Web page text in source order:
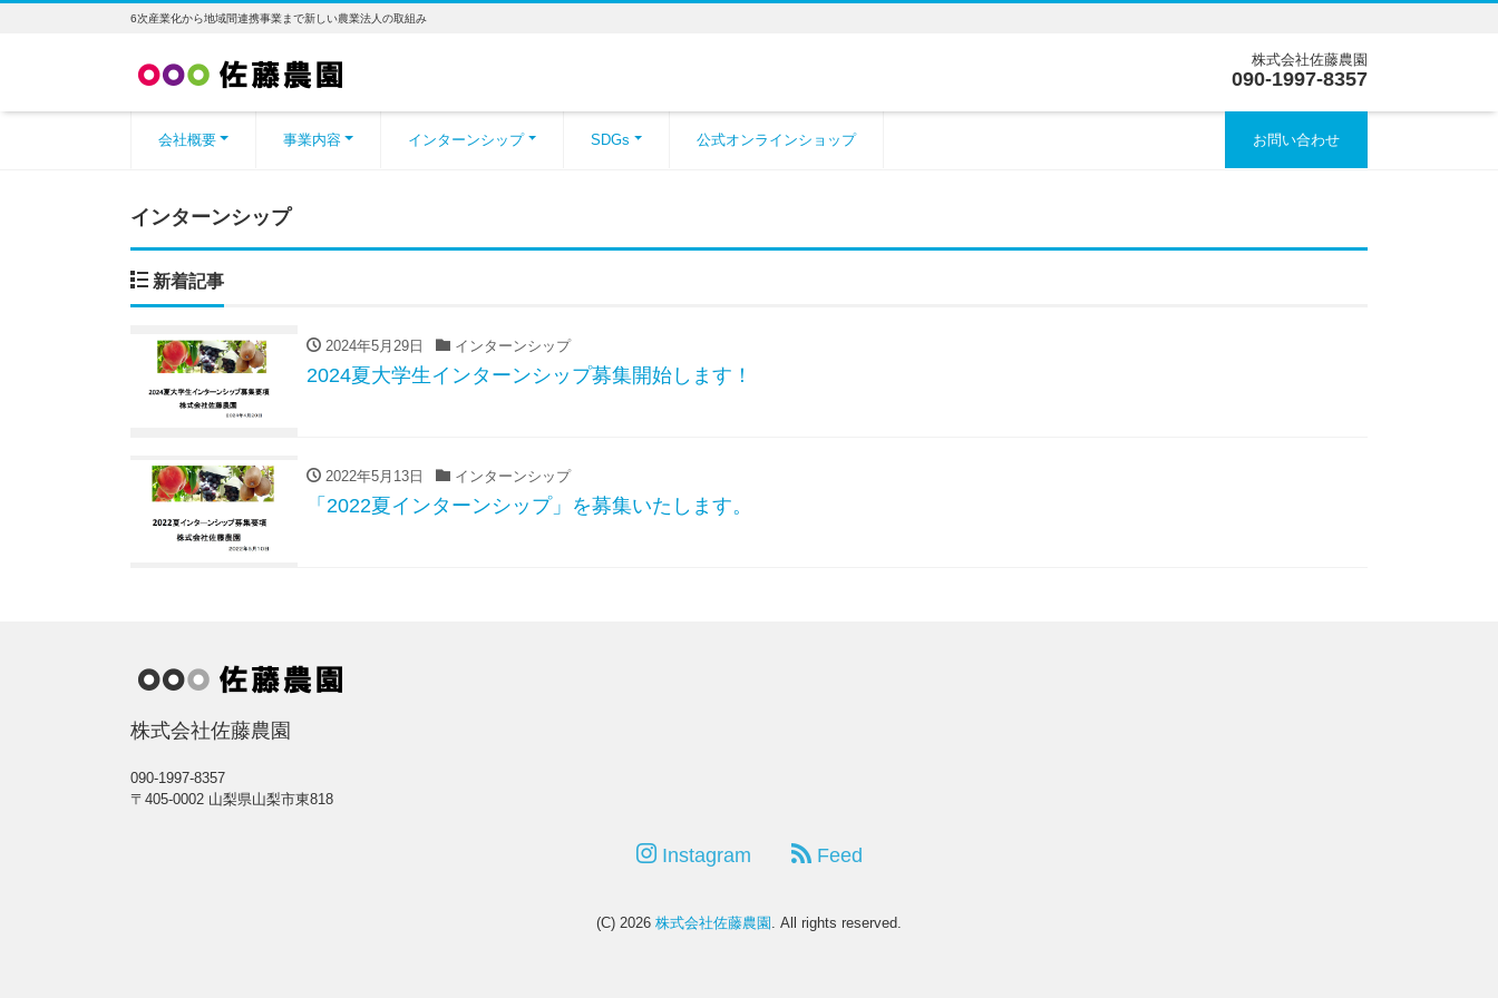
6次産業化から地域間連携事業まで新しい農業法人の取組み
株式会社佐藤農園
090-1997-8357
会社概要 事業内容 インターンシップ SDGs 公式オンラインショップ お問い合わせ
インターンシップ
新着記事
2024年5月29日 インターンシップ
2024夏大学生インターンシップ募集開始します！
2022年5月13日 インターンシップ
「2022夏インターンシップ」を募集いたします。
株式会社佐藤農園
090-1997-8357
〒405-0002 山梨県山梨市東818
Instagram Feed
(C) 2026 株式会社佐藤農園 . All rights reserved.